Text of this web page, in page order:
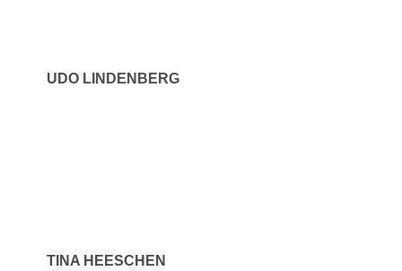
UDO LINDENBERG
TINA HEESCHEN